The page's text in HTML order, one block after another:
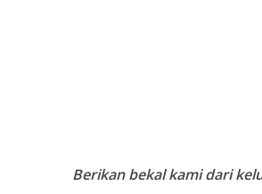
Berikan bekal kami dari